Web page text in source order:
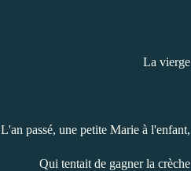
La vierge
L'an passé, une petite Marie à l'enfant,
Qui tentait de gagner la crèche